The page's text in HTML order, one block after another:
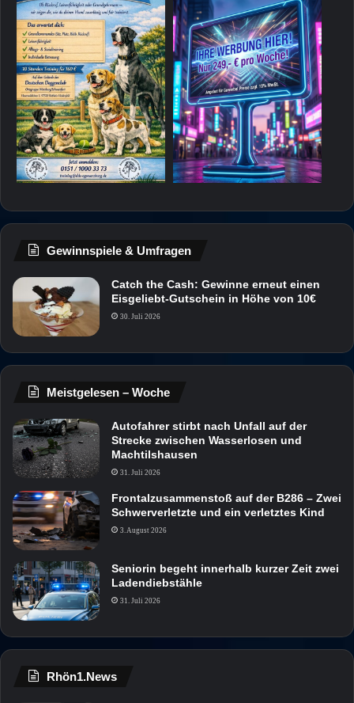
Gewinnspiele & Umfragen
Catch the Cash: Gewinne erneut einen
Eisgeliebt-Gutschein in Höhe von 10€
30. Juli 2026
Meistgelesen – Woche
Autofahrer stirbt nach Unfall auf der
Strecke zwischen Wasserlosen und
Machtilshausen
31. Juli 2026
Frontalzusammenstoß auf der B286 – Zwei
Schwerverletzte und ein verletztes Kind
3. August 2026
Seniorin begeht innerhalb kurzer Zeit zwei
Ladendiebstähle
31. Juli 2026
Rhön1.News